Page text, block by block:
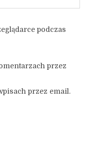
podczas
przez
przez email.